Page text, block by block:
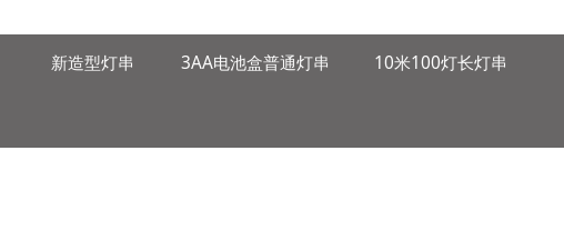
新造型灯串 3AA电池盒普通灯串 10米100灯长灯串